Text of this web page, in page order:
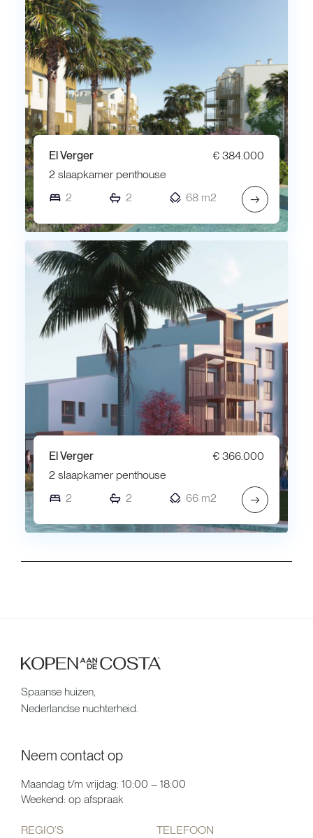
El Verger
€ 384.000
2 slaapkamer penthouse
2
2 68 m2 →
El Verger
€ 366.000
2 slaapkamer penthouse
2
2 66 m2 →
Spaanse huizen,
Nederlandse nuchterheid.
Neem contact op
Maandag t/m vrijdag: 10:00 – 18:00
Weekend: op afspraak
REGIO’S TELEFOON